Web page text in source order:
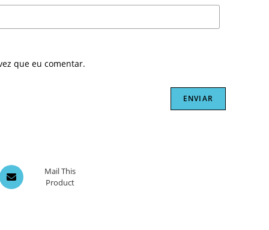
que eu comentar.
Mail This
Product